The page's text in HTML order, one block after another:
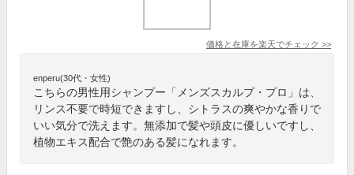
価格と在庫を楽天でチェック >>
enperu(30代・女性)
こちらの男性用シャンプー「メンズスカルプ・プロ」は、
リンス不要で時短できますし、シトラスの爽やかな香りで
いい気分で洗えます。無添加で髪や頭皮に優しいですし、
植物エキス配合で艶のある髪になれます。